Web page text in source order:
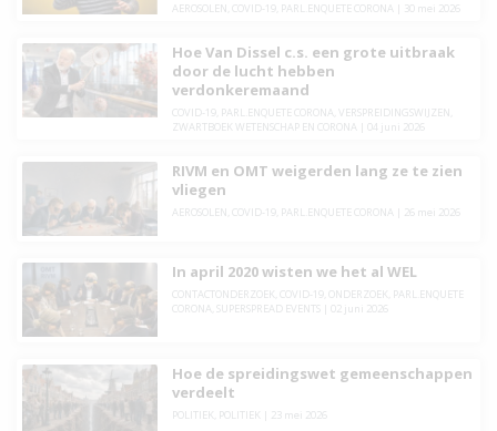
AEROSOLEN COVID-19, PARL.ENQUETE CORONA 30 mei 2026
Hoe Van Dissel c.s. een grote uitbraak
door de lucht hebben
verdonkeremaand
COVID-19, PARL.ENQUETE CORONA VERSPREIDINGSWIJZEN
ZWARTBOEK WETENSCHAP EN CORONA
04 juni 2026
RIVM en OMT weigerden lang ze te zien
vliegen
AEROSOLEN COVID-19, PARL.ENQUETE CORONA 26 mei 2026
In april 2020 wisten we het al WEL
CONTACTONDERZOEK COVID-19, ONDERZOEK
PARL.ENQUETE
CORONA
SUPERSPREAD EVENTS| 02 juni 2026
Hoe de spreidingswet gemeenschappen
verdeelt
POLITIEK POLITIEK 23 mei 2026